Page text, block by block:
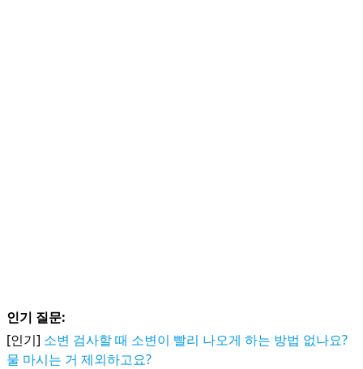
인기 질문:
[인기] 소변 검사할 때 소변이 빨리 나오게 하는 방법 없나요?
물 마시는 거 제외하고요?